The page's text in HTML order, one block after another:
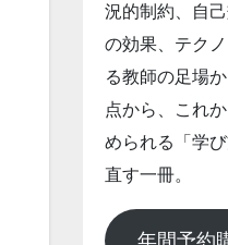
況的制約、自
の効果、テク
る教師の足場
点から、これ
められる「学
直す一冊。
年間予約